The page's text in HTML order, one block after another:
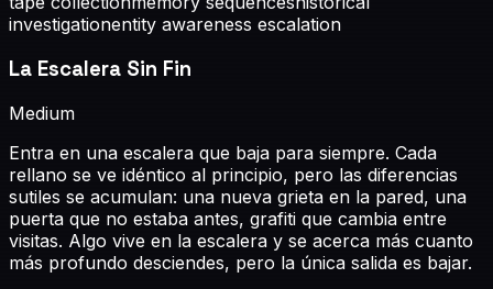
investigationentity awareness escalation
La Escalera Sin Fin
Medium
Entra en una escalera que baja para siempre. Cada
rellano se ve idéntico al principio, pero las diferencias
sutiles se acumulan: una nueva grieta en la pared, una
puerta que no estaba antes, grafiti que cambia entre
visitas. Algo vive en la escalera y se acerca más cuanto
más profundo desciendes, pero la única salida es bajar.